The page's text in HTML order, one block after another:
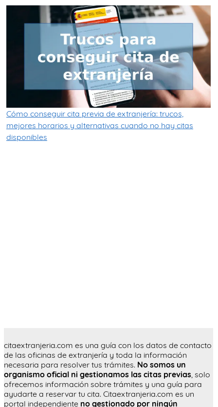
Cómo conseguir cita previa de extranjería: trucos,
mejores horarios y alternativas cuando no hay citas
disponibles
citaextranjeria.com es una guía con los datos de contacto
de las oficinas de extranjería y toda la información
necesaria para resolver tus trámites. No somos un
organismo oficial ni gestionamos las citas previas , solo
ofrecemos información sobre trámites y una guía para
ayudarte a reservar tu cita. Citaextranjeria.com es un
portal independiente no gestionado por ningún